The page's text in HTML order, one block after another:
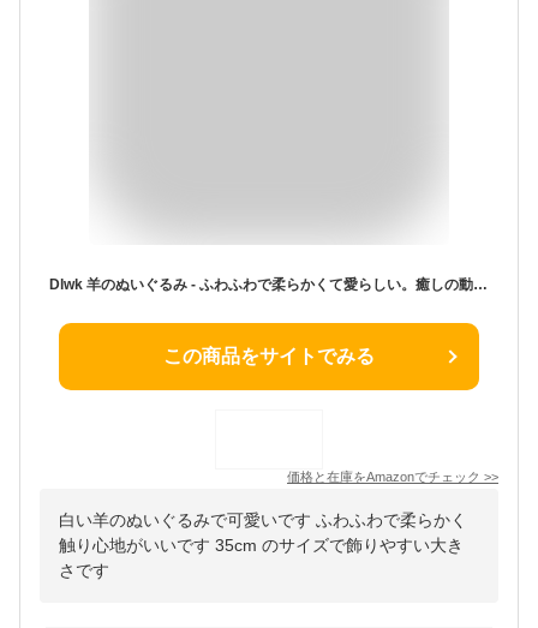
Dlwk 羊のぬいぐるみ - ふわふわで柔らかくて愛らしい。癒しの動物枕。ガールフレンドへの誕生日/バレンタインデーのギフトに最適。幼稚園/学校の記念品ギフト。 (ホワイト,35cm) [並行輸入品]
この商品をサイトでみる
価格と在庫をAmazonでチェック >>
白い羊のぬいぐるみで可愛いです ふわふわで柔らかく
触り心地がいいです 35cm のサイズで飾りやすい大き
さです